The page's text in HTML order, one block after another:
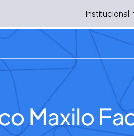
Institucional